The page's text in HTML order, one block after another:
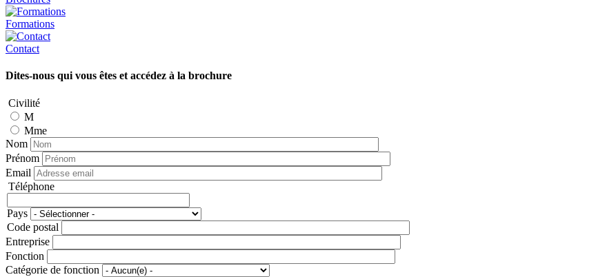
Formations
Contact
Dites-nous qui vous êtes et accédez à la brochure
Civilité
M
Mme
Nom
Prénom
Email
Téléphone
Adresse
Pays
Code postal
Entreprise
Fonction
Catégorie de fonction